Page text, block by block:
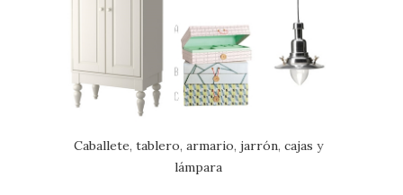
Caballete,tablero,armario, jarrón,cajas y
lámpara